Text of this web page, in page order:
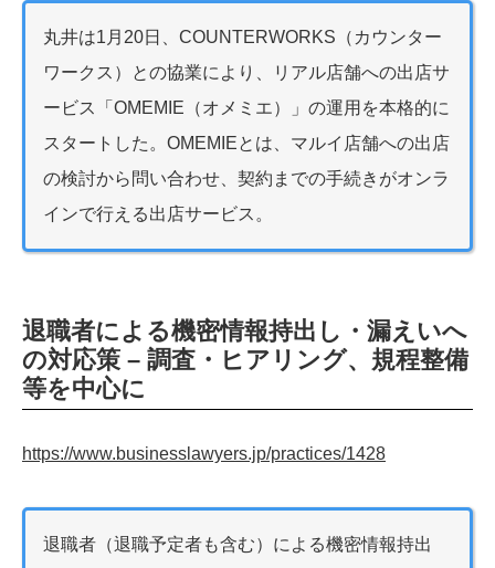
丸井は1月20日、COUNTERWORKS（カウンター
ワークス）との協業により、リアル店舗への出店サ
ービス「OMEMIE（オメミエ）」の運用を本格的に
スタートした。OMEMIEとは、マルイ店舗への出店
の検討から問い合わせ、契約までの手続きがオンラ
インで行える出店サービス。
退職者による機密情報持出し・漏えいへ
の対応策 – 調査・ヒアリング、規程整備
等を中心に
https://www.businesslawyers.jp/practices/1428
退職者（退職予定者も含む）による機密情報持出